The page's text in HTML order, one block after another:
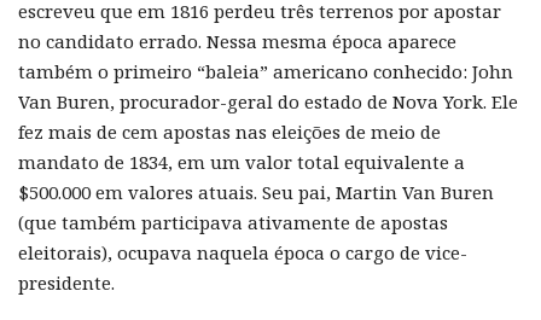
escreveu que em 1816 perdeu três terrenos por apostar
no candidato errado. Nessa mesma época aparece
também o primeiro “baleia” americano conhecido: John
Van Buren, procurador-geral do estado de Nova York. Ele
fez mais de cem apostas nas eleições de meio de
mandato de 1834, em um valor total equivalente a
$500.000 em valores atuais. Seu pai, Martin Van Buren
(que também participava ativamente de apostas
eleitorais), ocupava naquela época o cargo de vice-
presidente.